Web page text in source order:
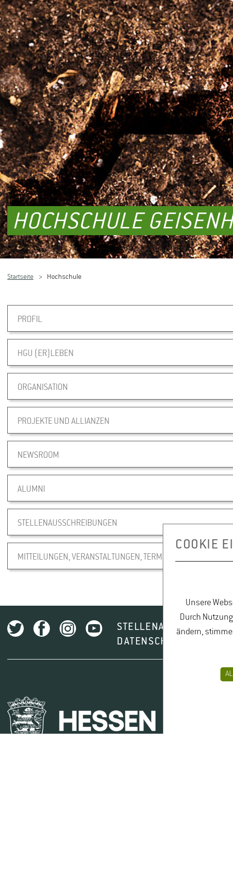
HOCHSCHULE
Startseite Hochschule
PROFIL
HGU (ER)LEBEN
ORGANISATION
PROJEKTE UND ALLIANZEN
NEWSROOM
ALUMNI
STELLENAUSSCHREIBUNGEN
MITTEILUNGEN, VERANSTALTUNGEN, TERMINE
DATENSCHUTZ
COOKIE
Unsere
Durch
ändern,